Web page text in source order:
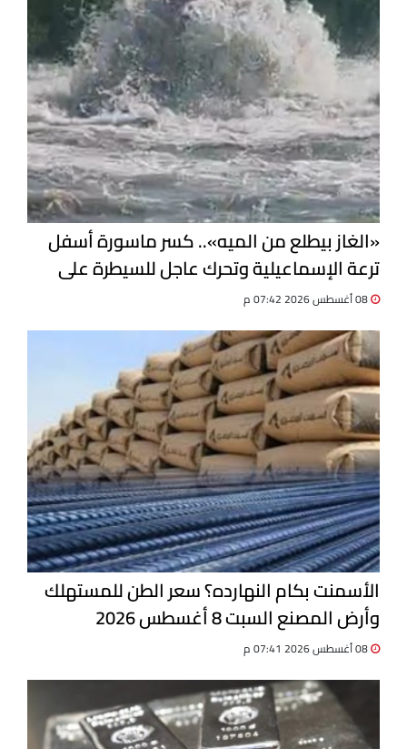
«الغاز بيطلع من الميه».. كسر ماسورة أسفل
ترعة الإسماعيلية وتحرك عاجل للسيطرة على
التسرب
الأسمنت بكام النهارده؟ سعر الطن للمستهلك
وأرض المصنع السبت 8 أغسطس 2026